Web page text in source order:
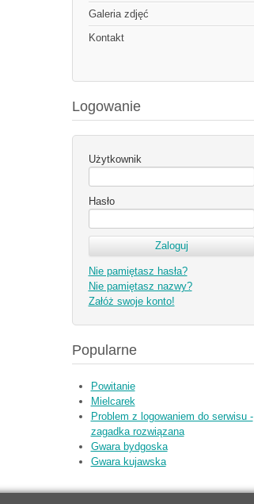
Galeria zdjęć
Kontakt
Logowanie
Użytkownik
Hasło
Nie pamiętasz hasła?
Nie pamiętasz nazwy?
Załóż swoje konto!
Popularne
Powitanie
Mielcarek
Problem z logowaniem do serwisu -
zagadka rozwiązana
Gwara bydgoska
Gwara kujawska